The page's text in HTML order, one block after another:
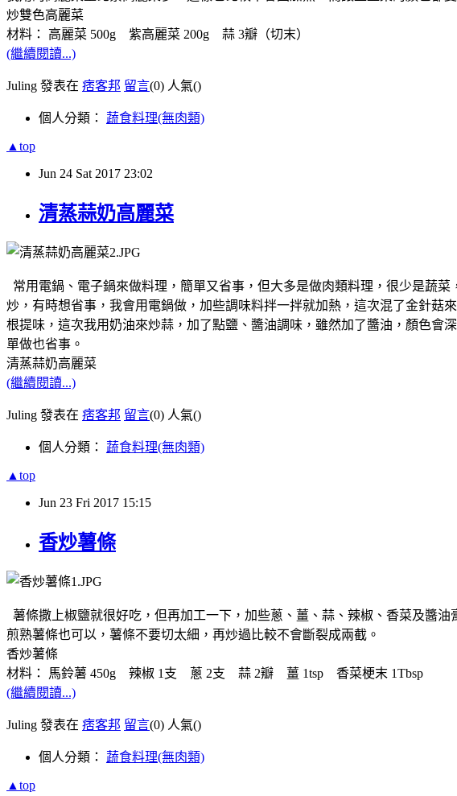
炒雙色高麗菜
材料： 高麗菜 500g 紫高麗菜 200g 蒜 3瓣（切末）
(繼續閱讀...)
Juling 發表在 痞客邦 留言(0) 人氣()
個人分類： 蔬食料理(無肉類)
▲top
Jun 24 Sat 2017 23:02
清蒸蒜奶高麗菜
常用電鍋、電子鍋來做料理，簡單又省事，但大多是做肉類料理，很少是蔬
炒，有時想省事，我會用電鍋做，加些調味料拌一拌就加熱，這次混了金針菇
根提味，這次我用奶油來炒蒜，加了點鹽、醬油調味，雖然加了醬油，顏色會
單做也省事。
清蒸蒜奶高麗菜
(繼續閱讀...)
Juling 發表在 痞客邦 留言(0) 人氣()
個人分類： 蔬食料理(無肉類)
▲top
Jun 23 Fri 2017 15:15
香炒薯條
薯條撒上椒鹽就很好吃，但再加工一下，加些蔥、薑、蒜、辣椒、香菜及醬
煎熟薯條也可以，薯條不要切太細，再炒過比較不會斷裂成兩截。
香炒薯條
材料： 馬鈴薯 450g 辣椒 1支 蔥 2支 蒜 2瓣 薑 1tsp 香菜梗末 1Tbsp
(繼續閱讀...)
Juling 發表在 痞客邦 留言(0) 人氣()
個人分類： 蔬食料理(無肉類)
▲top